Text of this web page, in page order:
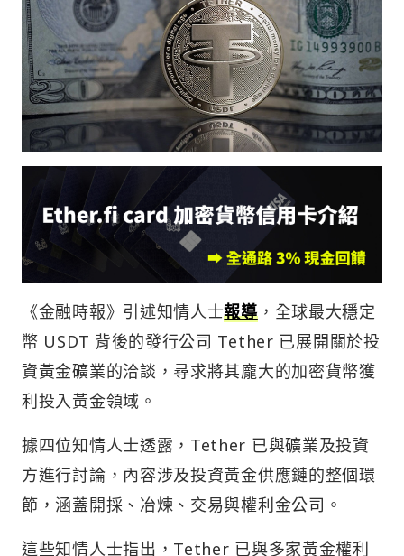
《金融時報》引述知情人士報導，全球最大穩定
幣 USDT 背後的發行公司 Tether 已展開關於投
資黃金礦業的洽談，尋求將其龐大的加密貨幣獲
利投入黃金領域。
據四位知情人士透露，Tether 已與礦業及投資
方進行討論，內容涉及投資黃金供應鏈的整個環
節，涵蓋開採、冶煉、交易與權利金公司。
這些知情人士指出，Tether 已與多家黃金權利